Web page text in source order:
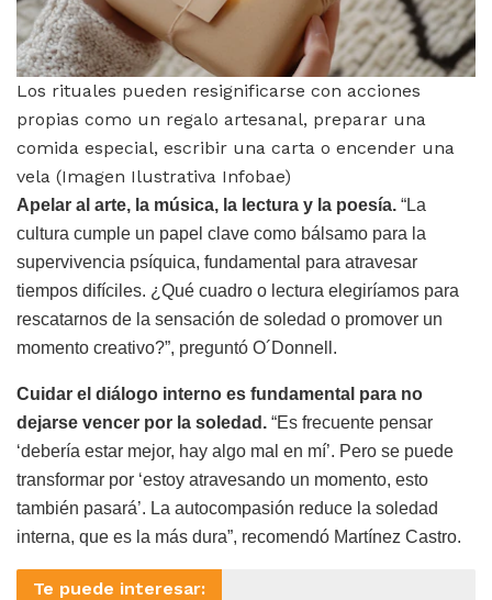
Los rituales pueden resignificarse con acciones
propias como un regalo artesanal, preparar una
comida especial, escribir una carta o encender una
vela (Imagen Ilustrativa Infobae)
Apelar al arte, la música, la lectura y la poesía. “La
cultura cumple un papel clave como bálsamo para la
supervivencia psíquica, fundamental para atravesar
tiempos difíciles. ¿Qué cuadro o lectura elegiríamos para
rescatarnos de la sensación de soledad o promover un
momento creativo?”, preguntó O´Donnell.
Cuidar el diálogo interno es fundamental para no
dejarse vencer por la soledad. “Es frecuente pensar
‘debería estar mejor, hay algo mal en mí’. Pero se puede
transformar por ‘estoy atravesando un momento, esto
también pasará’. La autocompasión reduce la soledad
interna, que es la más dura”, recomendó Martínez Castro.
Te puede interesar: